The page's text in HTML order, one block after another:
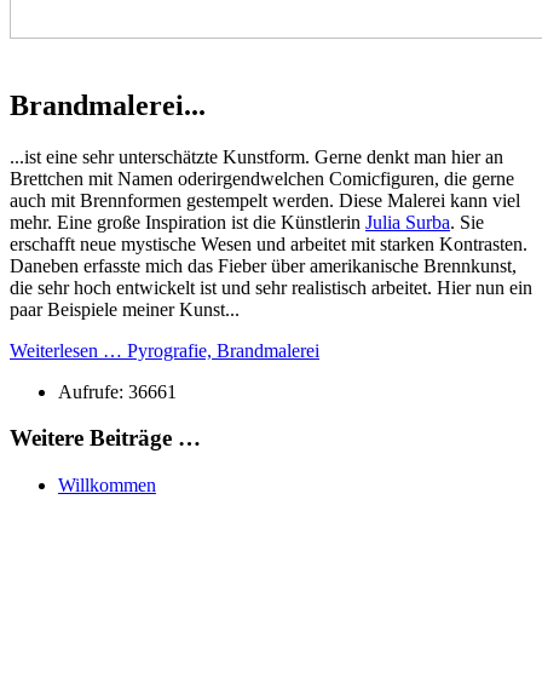
Brandmalerei...
...ist eine sehr unterschätzte Kunstform. Gerne denkt man hier an
Brettchen mit Namen oderirgendwelchen Comicfiguren, die gerne
auch mit Brennformen gestempelt werden. Diese Malerei kann viel
mehr. Eine große Inspiration ist die Künstlerin Julia Surba. Sie
erschafft neue mystische Wesen und arbeitet mit starken Kontrasten.
Daneben erfasste mich das Fieber über amerikanische Brennkunst,
die sehr hoch entwickelt ist und sehr realistisch arbeitet. Hier nun ein
paar Beispiele meiner Kunst...
Weiterlesen … Pyrografie, Brandmalerei
Aufrufe: 36661
Weitere Beiträge …
Willkommen